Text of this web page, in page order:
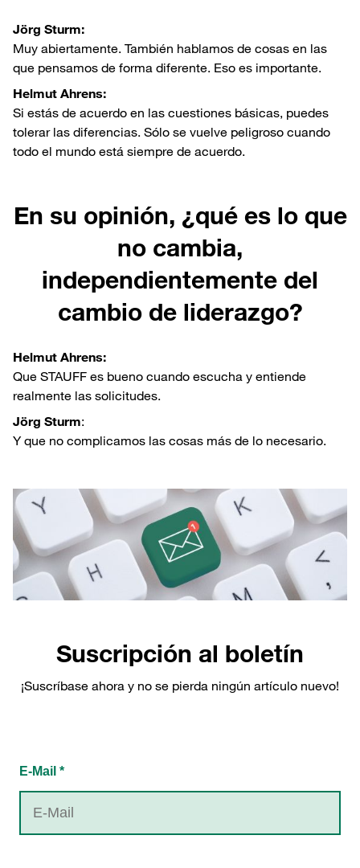
Jörg Sturm:
Muy abiertamente. También hablamos de cosas en las
que pensamos de forma diferente. Eso es importante.
Helmut Ahrens:
Si estás de acuerdo en las cuestiones básicas, puedes
tolerar las diferencias. Sólo se vuelve peligroso cuando
todo el mundo está siempre de acuerdo.
En su opinión, ¿qué es lo que
no cambia,
independientemente del
cambio de liderazgo?
Helmut Ahrens:
Que STAUFF es bueno cuando escucha y entiende
realmente las solicitudes.
Jörg Sturm:
Y que no complicamos las cosas más de lo necesario.
Suscripción al boletín
¡Suscríbase ahora y no se pierda ningún artículo nuevo!